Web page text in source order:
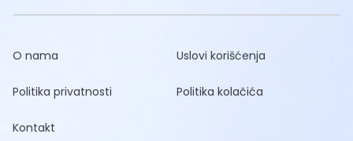
O nama Uslovi korišćenja
Politika privatnosti Politika kolačića
Kontakt